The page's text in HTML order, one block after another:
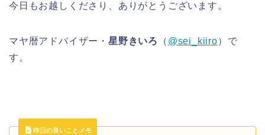
今日もお越しくださり、ありがとうございます。
マヤ暦アドバイザー・ 星野きいろ （ @sei_kiiro）で
す。
昨日の良いことメモ